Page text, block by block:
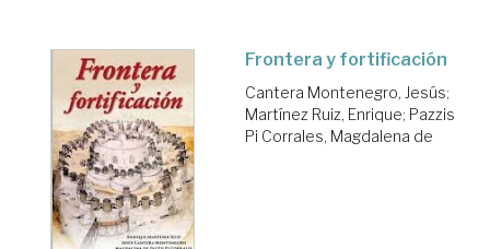
Frontera y fortificación
Cantera Montenegro, Jesús;
Martínez Ruiz, Enrique; Pazzis
Pi Corrales, Magdalena de